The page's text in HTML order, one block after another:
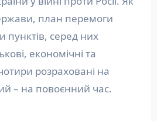
план перемоги
пунктів, серед них
економічні та
розраховані на
– на повоєнний час.